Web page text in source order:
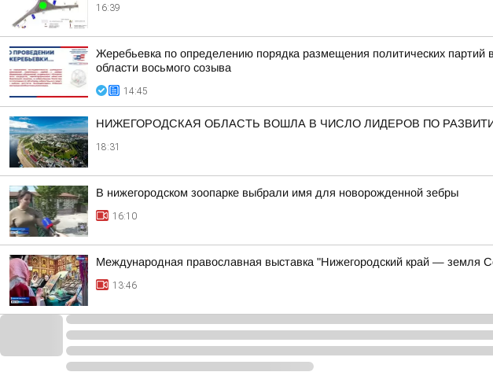
16:39
Жеребьевка по определению порядка размещения политических
области восьмого созыва
14:45
НИЖЕГОРОДСКАЯ ОБЛАСТЬ ВОШЛА В ЧИСЛО ЛИДЕРОВ ПО
18:31
В нижегородском зоопарке выбрали имя для новорожденной зебры
16:10
Международная православная выставка "Нижегородский край — земля
13:46